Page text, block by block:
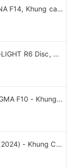
ROAD BIKE tay lái ngang PINA F14, Khung carbon - vành nhôm, groupsets Shimano 105. Thắng đĩa dầu
ROAD BIKE tay lái ngang HI-LIGHT R6 Disc, Khung TITANIUM - vành Carbon, groupsets Shimano 105 R7000 thắng dĩa dầu
Xe đạp đua PINARELLO DOGMA F10 - Khung, vành Full Carbon, Full group Shimano 105 R7000. Màu Đen/Đỏ
Xe đạp đua JAVA VESUVIO (2024) - Khung Carbon, full group Shimano 105 R7120 thắng đĩa dầu